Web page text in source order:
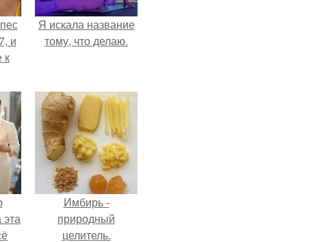
и
к
Я искала название
тому, что делаю.
эта
Имбирь -
природный
целитель.